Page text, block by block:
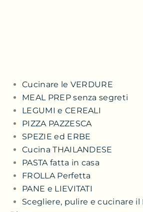
Cucinare le VERDURE
MEAL PREP senza segreti
LEGUMI e CEREALI
PIZZA PAZZESCA
SPEZIE ed ERBE
Cucina THAILANDESE
PASTA fatta in casa
FROLLA Perfetta
PANE e LIEVITATI
Scegliere, pulire e cucinare il